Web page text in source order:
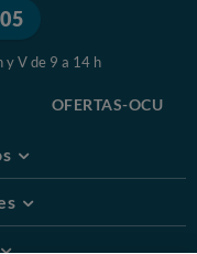
y V de 9 a 14 h
OFERTAS-OCU